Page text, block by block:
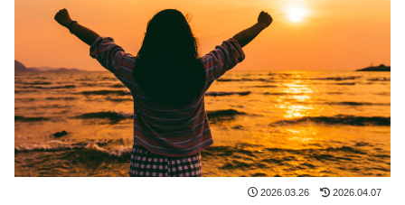
2026.03.26 2026.04.07